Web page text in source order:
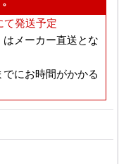
て発送予定
メーカー直送とな
にお時間がかかる